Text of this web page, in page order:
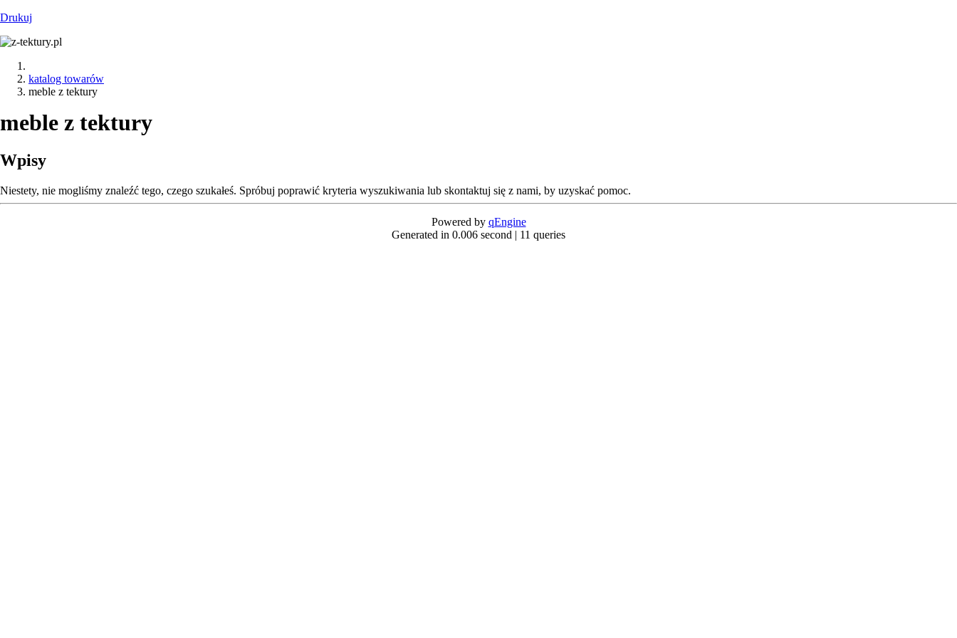
Drukuj
katalog towarów
meble z tektury
meble z tektury
Wpisy
Niestety, nie mogliśmy znaleźć tego, czego szukałeś. Spróbuj poprawić kryteria wyszukiwania lub skontaktuj się z nami, by uzyskać pomoc.
Powered by qEngine
Generated in 0.006 second | 11 queries